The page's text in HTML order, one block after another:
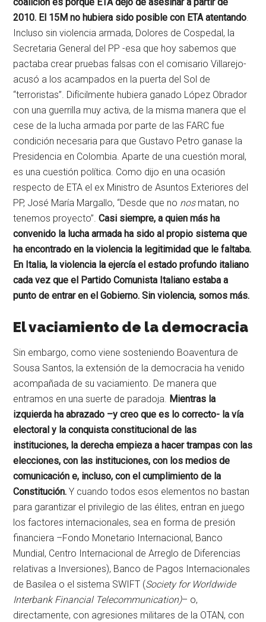
2010. El 15M no hubiera sido posible con ETA atentando
Incluso sin violencia armada, Dolores de Cospedal, la
Secretaria General del PP -esa que hoy sabemos que
pactaba crear pruebas falsas con el comisario Villarejo-
acusó a los acampados en la puerta del Sol de
“terroristas”. Difícilmente hubiera ganado López Obrador
con una guerrilla muy activa, de la misma manera que el
cese de la lucha armada por parte de las FARC fue
condición necesaria para que Gustavo Petro ganase la
Presidencia en Colombia. Aparte de una cuestión moral,
es una cuestión política. Como dijo en una ocasión
respecto de ETA el ex Ministro de Asuntos Exteriores del
PP, José María Margallo, “Desde que no nosmatan, no
tenemos proyecto”.Casi siempre, a quien más ha
convenido la lucha armada ha sido al propio sistema que
ha encontrado en la violencia la legitimidad que le faltaba.
En Italia, la violencia la ejercía el estado profundo italiano
cada vez que el Partido Comunista Italiano estaba a
punto de entrar en el Gobierno. Sin violencia, somos más.
El vaciamiento de la democracia
Sin embargo, como viene sosteniendo Boaventura de
Sousa Santos, la extensión de la democracia ha venido
acompañada de su vaciamiento. De manera que
entramos en una suerte de paradoja. Mientras la
izquierda ha abrazado –y creo que es lo correcto- la vía
electoral y la conquista constitucional de las
instituciones, la derecha empieza a hacer trampas con las
elecciones, con las instituciones, con los medios de
comunicación e, incluso, con el cumplimiento de la
Constitución. Y cuando todos esos elementos no bastan
para garantizar el privilegio de las élites, entran en juego
los factores internacionales, sea en forma de presión
financiera –Fondo Monetario Internacional, Banco
Mundial, Centro Internacional de Arreglo de Diferencias
relativas a Inversiones), Banco de Pagos Internacionales
de Basilea o el sistema SWIFT (Society for Worldwide
Interbank Financial Telecommunication)– o,
directamente, con agresiones militares de la OTAN, con